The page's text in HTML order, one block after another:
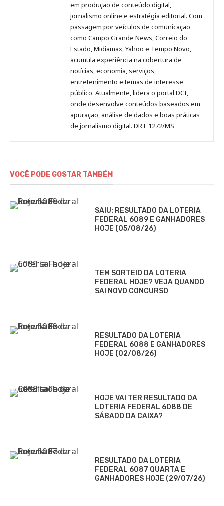
no
Pinterest
no
LinkedIn
no
Instagram
no
Facebook
Anny
Malagolini
em produção de conteúdo digital,
jornalismo online e estratégia editorial. Com
passagem por veículos de comunicação
como Campo Grande News, Correio do
Estado, Midiamax, Yahoo e Tempo Novo,
acumula experiência na cobertura de
notícias, economia, serviços,
entretenimento e temas de interesse
público. Atualmente, lidera o portal DCI,
onde desenvolve conteúdos baseados em
apuração, análise de dados e boas práticas
de jornalismo digital. DRT 1272/MS
VOCÊ PODE GOSTAR TAMBÉM
SAIU: RESULTADO DA LOTERIA
FEDERAL 6089 E GANHADORES
HOJE (05/08/26)
TEM SORTEIO DA LOTERIA
FEDERAL HOJE? VEJA QUANDO
SAI NOVO CONCURSO
RESULTADO DA LOTERIA
FEDERAL 6088 E GANHADORES
HOJE (02/08/26)
HOJE VAI TER RESULTADO DA
LOTERIA FEDERAL 6088 DE
SÁBADO DA CAIXA?
RESULTADO DA LOTERIA
FEDERAL 6087 QUARTA E
GANHADORES HOJE (29/07/26)